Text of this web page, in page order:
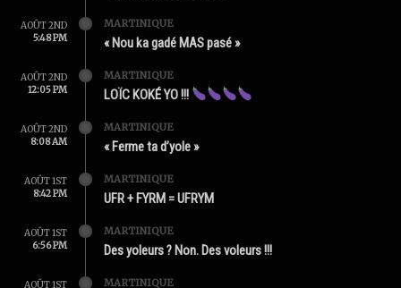
AOÛT 2ND
5:48 PM
MARTINIQUE
« Nou ka gadé MAS pasé »
AOÛT 2ND
12:05 PM
MARTINIQUE
LOÏC KOKÉ YO !!!
AOÛT 2ND
8:08 AM
MARTINIQUE
« Ferme ta d’yole »
AOÛT 1ST
8:42 PM
MARTINIQUE
UFR + FYRM = UFRYM
AOÛT 1ST
6:56 PM
MARTINIQUE
Des yoleurs ? Non. Des voleurs !!!
AOÛT 1ST MARTINIQUE